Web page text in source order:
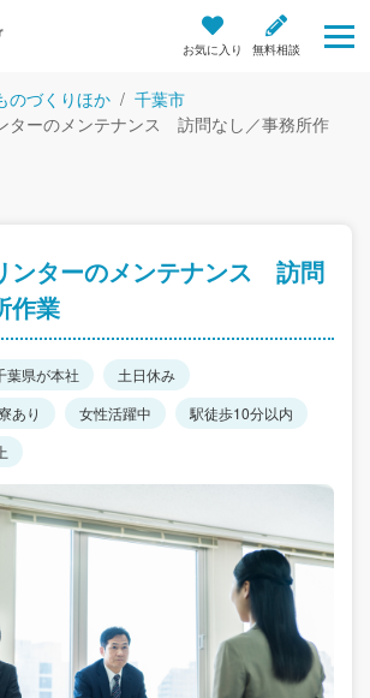
お気に入り 無料相談
のづくりほか
千葉市
ターのメンテナンス 訪問なし／事務所作
ンターのメンテナンス 訪問
作業
葉県が本社
土日休み
あり
女性活躍中
駅徒歩10分以内